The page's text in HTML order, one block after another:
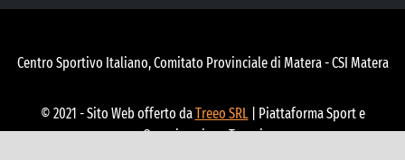
Centro Sportivo Italiano, Comitato Provinciale di Matera - CSI Matera
© 2021 - Sito Web offerto daTreeo SRL| Piattaforma Sport e
Organizzazione Tornei